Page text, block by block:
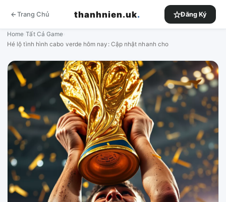
Trang Chủ thanhnien.uk. Đăng Ký
Home ›Tất Cả Game
Hé lộ tình hình cabo verde hôm nay: Cập nhật nhanh cho